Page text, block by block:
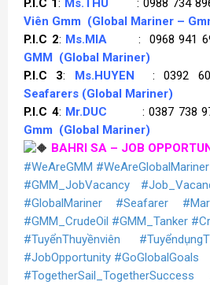
P.I.C 1: Ms.THU : 0988 734
Viên Gmm (Global Mariner –
P.I.C 2: Ms.MIA : 0968 941
GMM (Global Mariner)
P.I.C 3: Ms.HUYEN : 0392
Seafarers (Global Mariner)
P.I.C 4: Mr.DUC : 0387 738
Gmm (Global Mariner)
BAHRI SA – JOB
#WeAreGMM #WeAreGlobalMariner
#GMM_JobVacancy
#GlobalMariner
#Seafarer
#GMM_CrudeOil #GMM_Tanker
#TuyểnThuyềnviên
#JobOpportunity #GoGlobalGoals
#TogetherSail_TogetherSuccess